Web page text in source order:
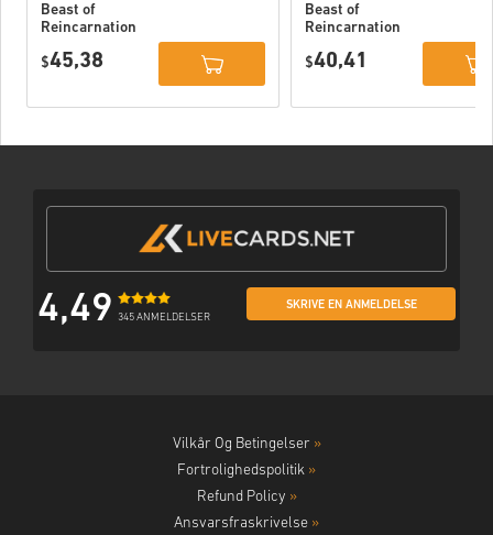
Beast of
Reincarnation
PC (STEAM)
$45,38
Beast of
Reincarnation
$40,41
4,49 345 ANMELDELSER
SKRIVE EN ANMELDELSE
Vilkår Og Betingelser »
Fortrolighedspolitik »
Refund Policy »
Ansvarsfraskrivelse »